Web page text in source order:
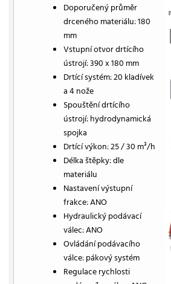
Doporučený průměr
drceného materiálu: 180
mm
Vstupní otvor drtícího
ústrojí: 390 x 180 mm
Drtící systém: 20 kladívek
a 4 nože
Spouštění drtícího
ústrojí: hydrodynamická
spojka
Drtící výkon: 25 / 30 m³/h
Délka štěpky: dle
materiálu
Nastavení výstupní
frakce: ANO
Hydraulický podávací
válec: ANO
Ovládání podávacího
válce: pákový systém
Regulace rychlosti